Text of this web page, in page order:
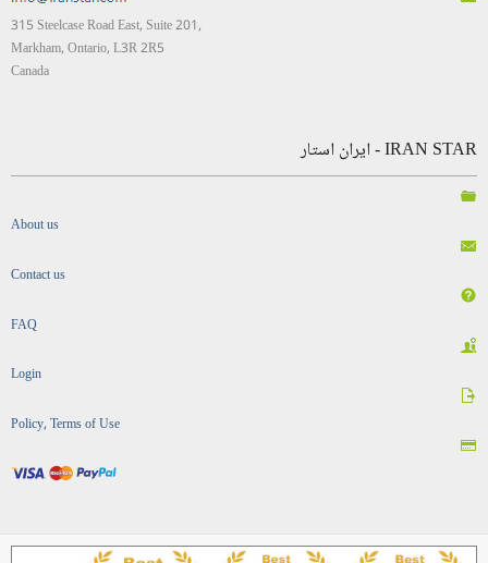
315 Steelcase Road East, Suite 201,
Markham, Ontario, L3R 2R5
Canada
IRAN STAR - ایران استار
About us
Contact us
FAQ
Login
Policy, Terms of Use